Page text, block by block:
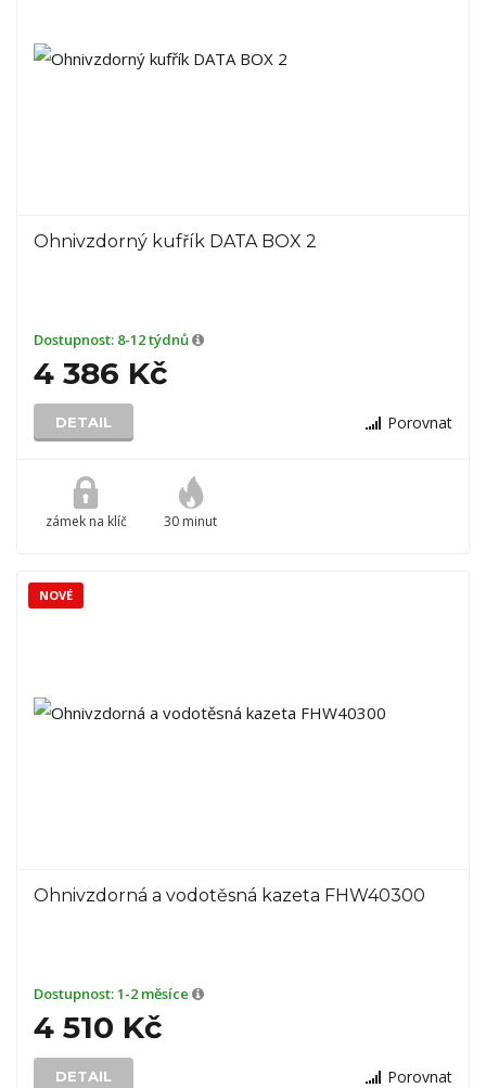
Ohnivzdorný kufřík DATA BOX 2
Dostupnost: 8-12 týdnů
4 386 Kč
DETAIL Porovnat
zámek na klíč 30 minut
Ohnivzdorná a vodotěsná kazeta FHW40300
Dostupnost:1-2 měsíce
4 510 Kč
DETAIL Porovnat
NOVÉ